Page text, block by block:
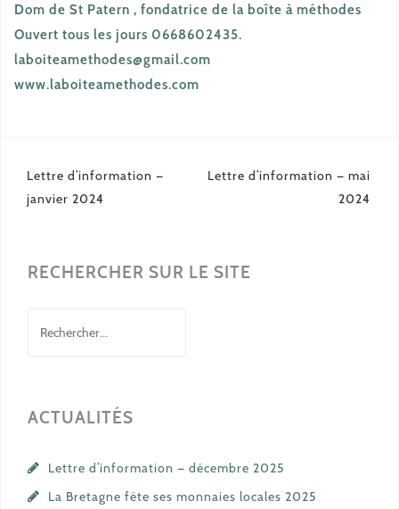
Dom de St Patern , fondatrice de la boîte à méthodes
Ouvert tous les jours 0668602435.
laboiteamethodes@gmail.com
www.laboiteamethodes.com
Navigation
de
Lettre d’information —
janvier 2024
Lettre d’information — mai
2024
RECHERCHER SUR LE SITE
ACTUALITÉS
Lettre d’information — décembre 2025
La Bretagne fête ses monnaies locales 2025